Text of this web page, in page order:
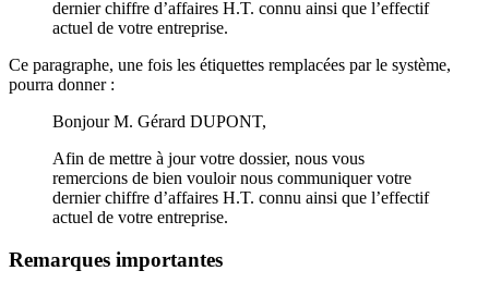
dernier chiffre d’affaires H.T. connu ainsi que l’effectif
actuel de votre entreprise.
Ce paragraphe, une fois les étiquettes remplacées par le système,
pourra donner :
Bonjour M. Gérard DUPONT,
Afin de mettre à jour votre dossier, nous vous
remercions de bien vouloir nous communiquer votre
dernier chiffre d’affaires H.T. connu ainsi que l’effectif
actuel de votre entreprise.
Remarques importantes